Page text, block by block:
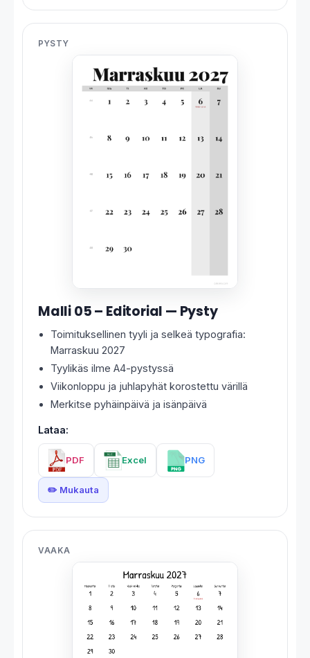
PYSTY
Malli 05 – Editorial — Pysty
Toimituksellinen tyyli ja selkeä typografia:
Marraskuu 2027
Tyylikäs ilme A4-pystyssä
Viikonloppu ja juhlapyhät korostettu värillä
Merkitse pyhäinpäivä ja isänpäivä
Lataa:
PDF Excel PNG
✏️ Mukauta
VAAKA